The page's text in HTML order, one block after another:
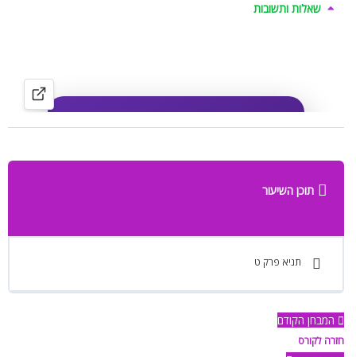
שאלות ותשובות
תוכן השיעור
תניא פרק ט
המבחן הקודם
חזרה לקורס